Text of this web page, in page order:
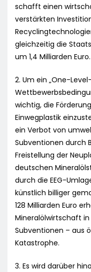
schafft einen
verstärkten
gleichzeitig die
um 1,4 Milliarden Euro.
2. Um ein „One-
wichtig, die
Einwegplastik
ein Verbot von
Subventionen durch
Freistellung der
deutschen
durch die EEG-
künstlich billiger
128 Milliarden Euro
Mineralölwirtschaft
Subventionen – aus
Katastrophe.
3. Es wird darüber